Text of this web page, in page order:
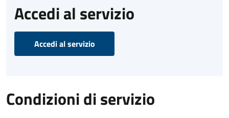
Accedi al servizio
Accedi al servizio
Condizioni di servizio